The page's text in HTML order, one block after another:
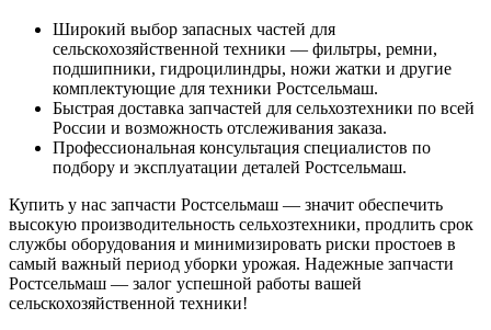
Широкий выбор запасных частей для
сельскохозяйственной техники — фильтры, ремни,
подшипники, гидроцилиндры, ножи жатки и другие
комплектующие для техники Ростсельмаш.
Быстрая доставка запчастей для сельхозтехники по всей
России и возможность отслеживания заказа.
Профессиональная консультация специалистов по
подбору и эксплуатации деталей Ростсельмаш.
Купить у нас запчасти Ростсельмаш — значит обеспечить
высокую производительность сельхозтехники, продлить срок
службы оборудования и минимизировать риски простоев в
самый важный период уборки урожая. Надежные запчасти
Ростсельмаш — залог успешной работы вашей
сельскохозяйственной техники!